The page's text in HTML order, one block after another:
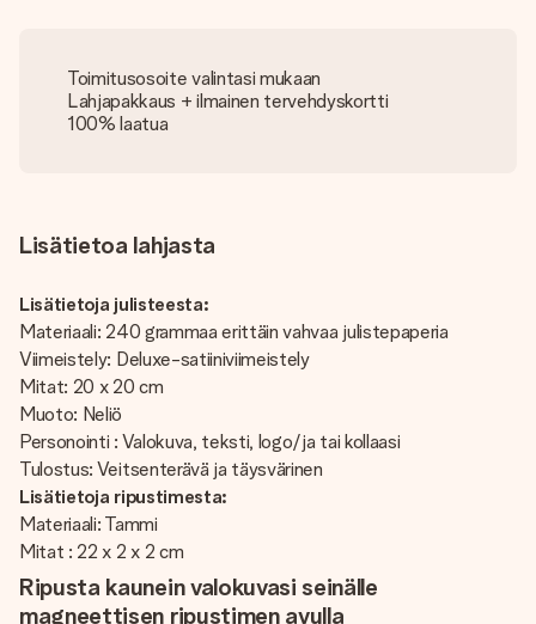
Toimitusosoite valintasi mukaan
Lahjapakkaus + ilmainen tervehdyskortti
100% laatua
Lisätietoa lahjasta
Lisätietoja julisteesta:
Materiaali: 240 grammaa erittäin vahvaa julistepaperia
Viimeistely: Deluxe-satiiniviimeistely
Mitat: 20 x 20 cm
Muoto: Neliö
Personointi : Valokuva, teksti, logo/ja tai kollaasi
Tulostus: Veitsenterävä ja täysvärinen
Lisätietoja ripustimesta:
Materiaali: Tammi
Mitat : 22 x 2 x 2 cm
Ripusta kaunein valokuvasi seinälle
magneettisen ripustimen avulla